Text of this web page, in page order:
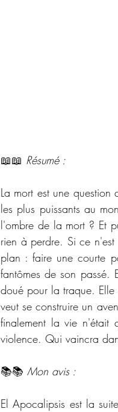
📖📖 Résumé :
La mort est une
les plus puissants au
l'ombre de la mort ? Et
rien à perdre. Si ce
plan : faire une courte
fantômes de son passé.
doué pour la traque.
veut se construire un
finalement la vie n'était
violence. Qui vaincra
📚📚 Mon avis :
El Apocalipsis est la